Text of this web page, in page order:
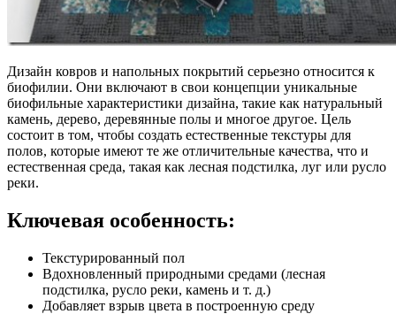
Дизайн ковров и напольных покрытий серьезно относится к
биофилии. Они включают в свои концепции уникальные
биофильные характеристики дизайна, такие как натуральный
камень, дерево, деревянные полы и многое другое. Цель
состоит в том, чтобы создать естественные текстуры для
полов, которые имеют те же отличительные качества, что и
естественная среда, такая как лесная подстилка, луг или русло
реки.
Ключевая особенность:
Текстурированный пол
Вдохновленный природными средами (лесная
подстилка, русло реки, камень и т. д.)
Добавляет взрыв цвета в построенную среду